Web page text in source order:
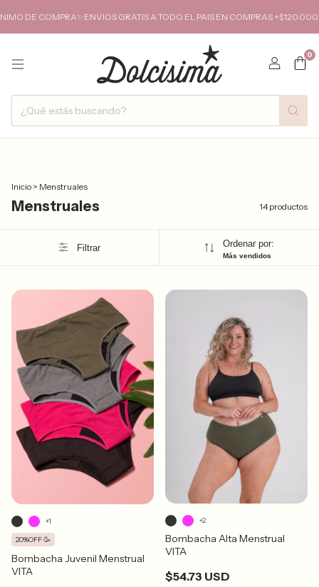
COMPRA✨ENVIOS GRATIS A TODO EL PAIS EN COMPRAS +$120.000✨
0
Inicio > Menstruales
Menstruales 14 productos
Filtrar Ordenar por:
Más vendidos
Bombacha Juvenil Menstrual
VITA
20%OFF 🥳
+1
Bombacha Alta Menstrual
VITA
$54.73 USD
+2